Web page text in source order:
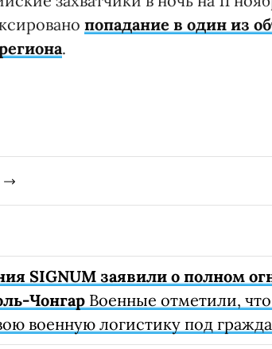
попадание в один из
.
SIGNUM заявили о полном
Чонгар Военные отметили,
военную логистику под